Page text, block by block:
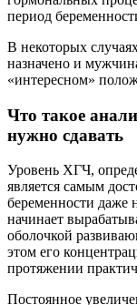
период
В некоторых
назначено и
«интересном»
Что такое
нужно сдавать
Уровень ХГЧ,
является самым
беременности даже
начинает
оболочкой
этом его
протяжении
Постоянное